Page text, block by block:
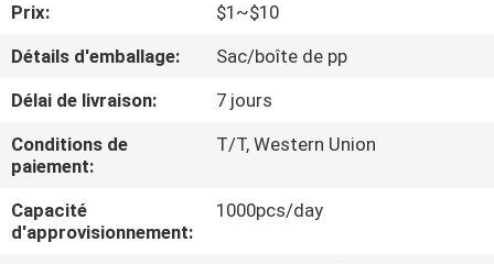
CONTRÔLE
DE
QUALITÉ
CONTACTEZ-
NOUS
Prix:
$1~$10
Détails d'emballage:
Sac/boîte de pp
Délai de livraison:
7 jours
Conditions de
paiement:
T/T, Western Union
Capacité
d'approvisionnement:
1000pcs/day